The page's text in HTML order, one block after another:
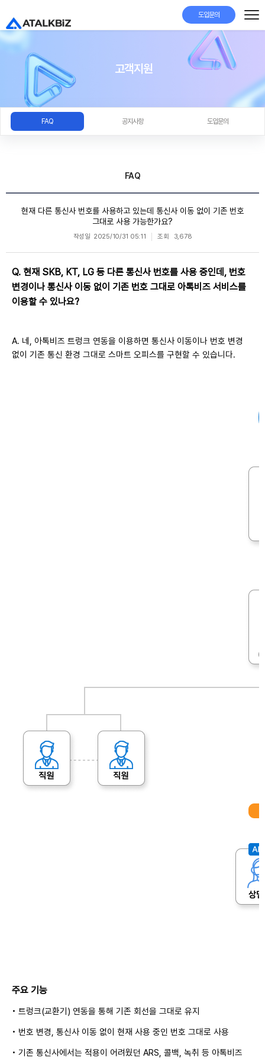
도입문의
고객지원
FAQ 공지사항 도입문의
FAQ
현재 다른 통신사 번호를 사용하고 있는데 통신사 이동 없이 기존 번호
그대로 사용 가능한가요?
작성일 2025/10/31 05:11 조회 3,678
Q. 현재 SKB, KT, LG 등 다른 통신사 번호를 사용 중인데, 번호
변경이나 통신사 이동 없이 기존 번호 그대로 아톡비즈 서비스를
이용할 수 있나요?
A. 네, 아톡비즈 트렁크 연동을 이용하면 통신사 이동이나 번호 변경
없이 기존 통신 환경 그대로 스마트 오피스를 구현할 수 있습니다.
주요 기능
• 트렁크(교환기) 연동을 통해 기존 회선을 그대로 유지
• 번호 변경, 통신사 이동 없이 현재 사용 중인 번호 그대로 사용
• 기존 통신사에서는 적용이 어려웠던 ARS, 콜백, 녹취 등 아톡비즈